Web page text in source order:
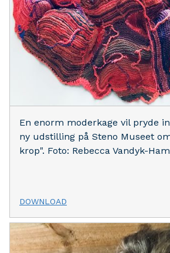
En enorm moderkage vil pryde
ny udstilling på Steno Museet
krop". Foto: Rebecca Vandyk-
DOWNLOAD